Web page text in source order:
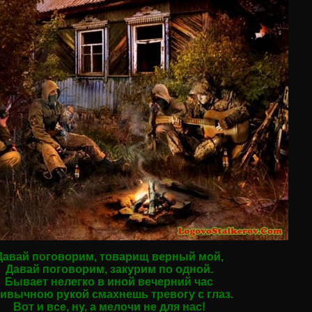
поговорим, товарищ верный мой,
Давай поговорим, закурим по одной.
Бывает нелегко в иной вечерний час
рукой смахнешь тревогу с глаз.
Вот и все, ну, а мелочи не для нас!